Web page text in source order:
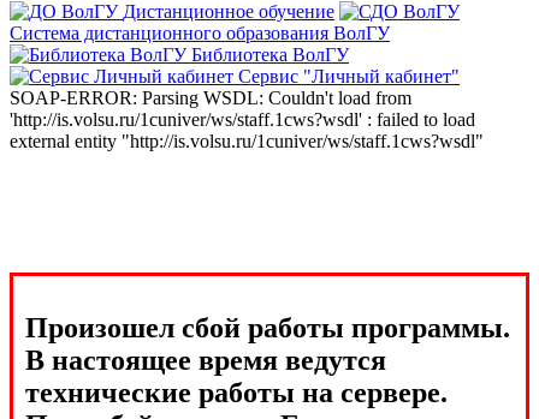
Дистанционное обучение
Система дистанционного образования ВолГУ
Библиотека ВолГУ
Сервис "Личный кабинет"
SOAP-ERROR: Parsing WSDL: Couldn't load from
'http://is.volsu.ru/1cuniver/ws/staff.1cws?wsdl' : failed to load
external entity "http://is.volsu.ru/1cuniver/ws/staff.1cws?wsdl"
Произошел сбой работы программы.
В настоящее время ведутся
технические работы на сервере.